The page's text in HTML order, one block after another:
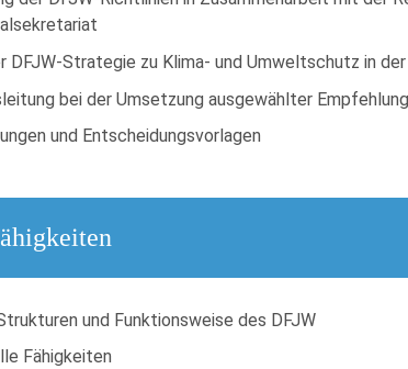
Strategie zu Klima- und Umweltschutz in
bei der Umsetzung ausgewählter
und Entscheidungsvorlagen
und Funktionsweise des DFJW
Fähigkeiten